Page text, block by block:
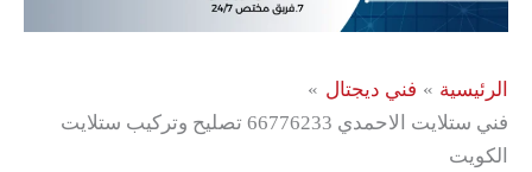
الرئيسية
فني ديجتال
فني ستلايت الاحمدي 66776233 تصليح وتركيب ستلايت
الكويت